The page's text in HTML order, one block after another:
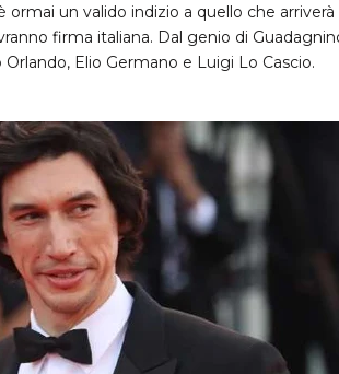
un valido indizio a quello che arriverà
firma italiana. Dal genio di
Elio Germano e Luigi Lo Cascio.